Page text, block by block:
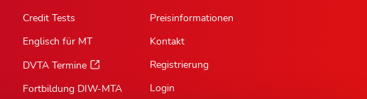
Credit Tests
Englisch für MT
DVTA Termine
Fortbildung DIW-MTA
Preisinformationen
Kontakt
Registrierung
Login